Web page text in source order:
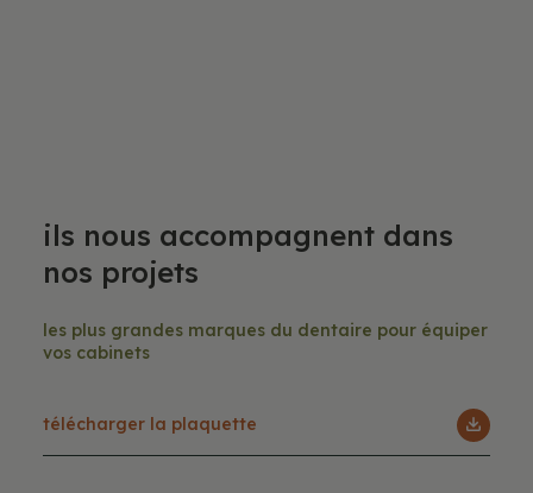
Ils nous accompagnent dans
nos projets
Les plus grandes marques du dentaire pour équiper
vos cabinets
Télécharger la plaquette